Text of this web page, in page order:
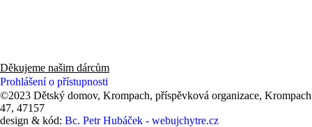
Děkujeme našim dárcům
Prohlášení o přístupnosti
©2023 Dětský domov, Krompach, příspěvková organizace, Krompach
47, 47157
design & kód: Bc. Petr Hubáček - webujchytre.cz